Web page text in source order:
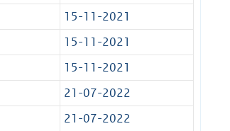
15-11-2021
15-11-2021
15-11-2021
21-07-2022
21-07-2022